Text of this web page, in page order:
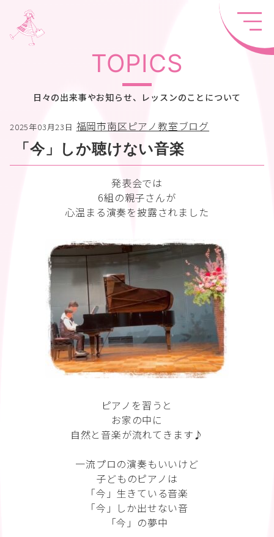
TOPICS
日々の出来事やお知らせ、レッスンのことについて
2025年03月23日 福岡市南区ピアノ教室ブログ
「今」しか聴けない音楽
発表会では
6組の親子さんが
心温まる演奏を披露されました
ピアノを習うと
お家の中に
自然と音楽が流れてきます♪
一流プロの演奏もいいけど
子どものピアノは
「今」生きている音楽
「今」しか出せない音
「今」の夢中